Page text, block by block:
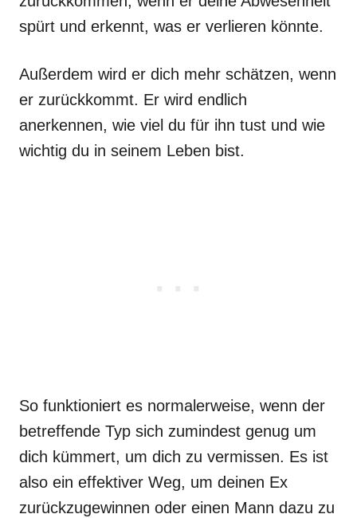
spürt und erkennt, was er verlieren könnte.
Außerdem wird er dich mehr schätzen, wenn
er zurückkommt. Er wird endlich
anerkennen, wie viel du für ihn tust und wie
wichtig du in seinem Leben bist.
So funktioniert es normalerweise, wenn der
betreffende Typ sich zumindest genug um
dich kümmert, um dich zu vermissen. Es ist
also ein effektiver Weg, um deinen Ex
zurückzugewinnen oder einen Mann dazu zu